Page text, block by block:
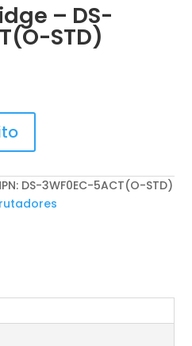
– DS-
STD)
DS-3WF0EC-5ACT(O-STD)